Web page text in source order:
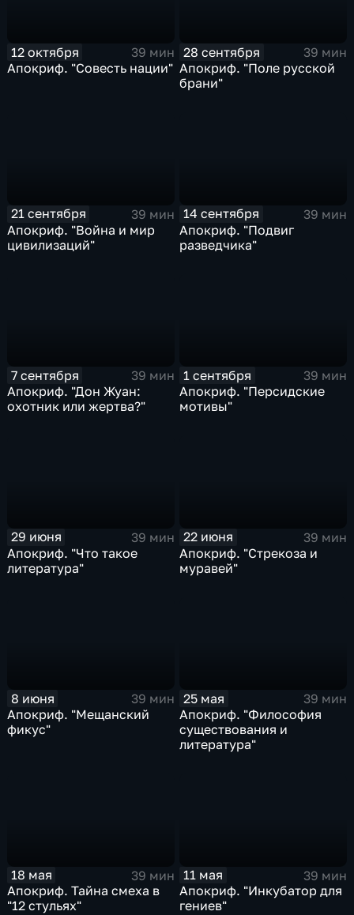
12 октября
39 мин
Апокриф. "Совесть нации"
28 сентября
39 мин
Апокриф. "Поле русской
брани"
21 сентября
39 мин
Апокриф. "Война и мир
цивилизаций"
14 сентября
39 мин
Апокриф. "Подвиг
разведчика"
7 сентября
39 мин
Апокриф. "Дон Жуан:
охотник или жертва?"
1 сентября
39 мин
Апокриф. "Персидские
мотивы"
29 июня
39 мин
Апокриф. "Что такое
литература"
22 июня
39 мин
Апокриф. "Стрекоза и
муравей"
8 июня
39 мин
Апокриф. "Мещанский
фикус"
25 мая
39 мин
Апокриф. "Философия
существования и
литература"
18 мая
39 мин
Апокриф. Тайна смеха в
"12 стульях"
11 мая
39 мин
Апокриф. "Инкубатор для
гениев"